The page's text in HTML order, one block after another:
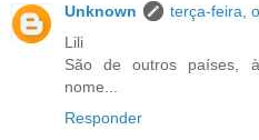
Unknown
terça-feira,
Lili
São de outros países,
nome...
Responder